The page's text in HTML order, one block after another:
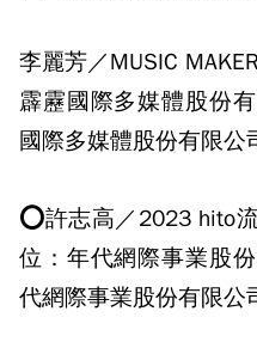
李麗芳／MUSIC
霹靂國際多媒體股份
國際多媒體股份有限公
⭕許志高／2023 hito
位：年代網際事業股
代網際事業股份有限公